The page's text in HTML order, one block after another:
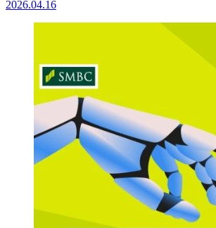
2026.04.16